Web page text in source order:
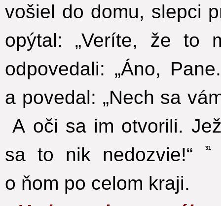
vošiel do domu, slepci
opýtal: „Veríte, že to
odpovedali: „Áno,
a povedal: „Nech sa
A oči sa im otvorili.
sa to nik nedozvie!“
31
o ňom po celom kraji.